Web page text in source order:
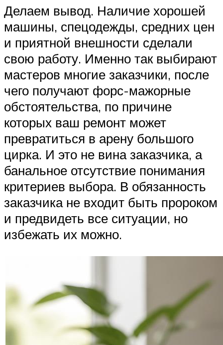
Делаем вывод. Наличие хорошей
машины, спецодежды, средних цен
и приятной внешности сделали
свою работу. Именно так выбирают
мастеров многие заказчики, после
чего получают форс-мажорные
обстоятельства, по причине
которых ваш ремонт может
превратиться в арену большого
цирка. И это не вина заказчика, а
банальное отсутствие понимания
критериев выбора. В обязанность
заказчика не входит быть пророком
и предвидеть все ситуации, но
избежать их можно.